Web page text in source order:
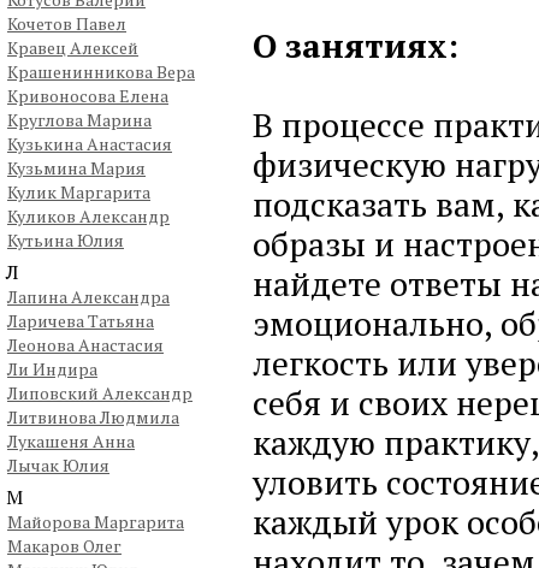
Кочетов Павел
Кравец Алексей
Крашенинникова Вера
Кривоносова Елена
Круглова Марина
Кузькина Анастасия
Кузьмина Мария
Кулик Маргарита
Куликов Александр
Кутьина Юлия
Л
Лапина Александра
Ларичева Татьяна
Леонова Анастасия
Ли Индира
Липовский Александр
Литвинова Людмила
Лукашеня Анна
Лычак Юлия
М
Майорова Маргарита
Макаров Олег
О занятиях:
В процессе
физическую
подсказать вам,
образы и
найдете ответы
эмоционально,
легкость или
себя и своих
каждую
уловить
каждый урок